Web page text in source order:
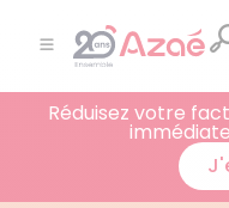
Réduisez votre